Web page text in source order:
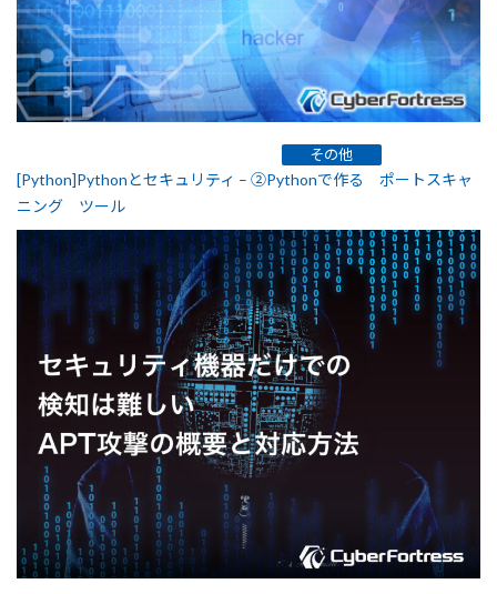
その他
[Python]Pythonとセキュリティ – ②Pythonで作る ポートスキャ
ニング ツール